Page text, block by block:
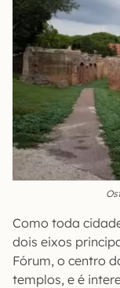
Como toda
dois eixos
Fórum, o centro
templos, e é